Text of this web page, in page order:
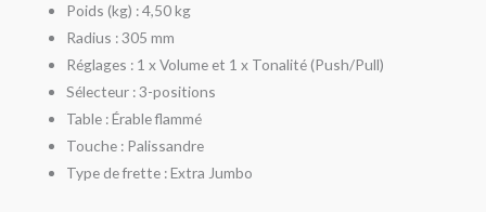
Poids (kg) : 4,50 kg
Radius : 305 mm
Réglages : 1 x Volume et 1 x Tonalité (Push/Pull)
Sélecteur : 3-positions
Table : Érable flammé
Touche : Palissandre
Type de frette : Extra Jumbo